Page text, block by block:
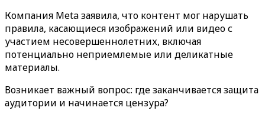
Компания Meta заявила, что контент мог нарушать
правила, касающиеся изображений или видео с
участием несовершеннолетних, включая
потенциально неприемлемые или деликатные
материалы.
Возникает важный вопрос: где заканчивается защита
аудитории и начинается цензура?